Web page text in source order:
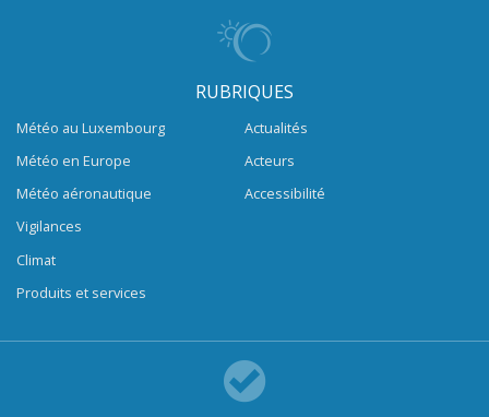
RUBRIQUES
Météo au Luxembourg
Météo en Europe
Météo aéronautique
Vigilances
Climat
Produits et services
Actualités
Acteurs
Accessibilité